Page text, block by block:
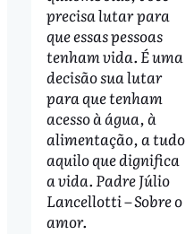
precisa lutar para
que essas pessoas
tenham vida. É uma
decisão sua lutar
para que tenham
acesso à água, à
alimentação, a tudo
aquilo que dignifica
a vida. Padre Júlio
Lancellotti – Sobre o
amor.